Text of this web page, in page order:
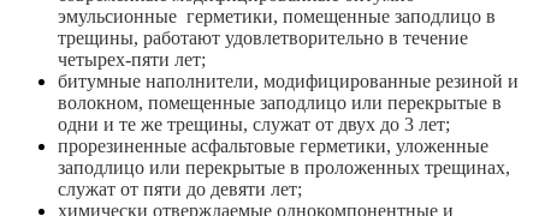
эмульсионные герметики, помещенные заподлицо в
трещины, работают удовлетворительно в течение
четырех-пяти лет;
битумные наполнители, модифицированные резиной и
волокном, помещенные заподлицо или перекрытые в
одни и те же трещины, служат от двух до 3 лет;
прорезиненные асфальтовые герметики, уложенные
заподлицо или перекрытые в проложенных трещинах,
служат от пяти до девяти лет;
химически отверждаемые однокомпонентные и